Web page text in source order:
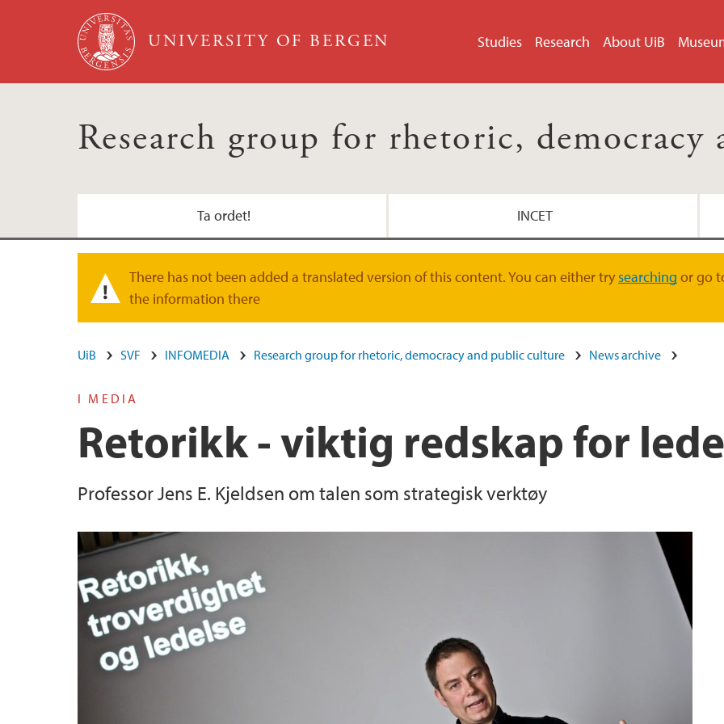
Skip to main content
UNIVERSITY OF BERGEN Studies Research About UiB
Research group for rhetoric,
Ta ordet! INCET
Warning message
There has not been added a translated version of this content. You can either trysearching or go
the information there
UiB SVF INFOMEDIA Research group for rhetoric, democracy and public culture News archive
I MEDIA
Retorikk - viktig redskap for
Professor Jens E. Kjeldsen om talen som strategisk verktøy